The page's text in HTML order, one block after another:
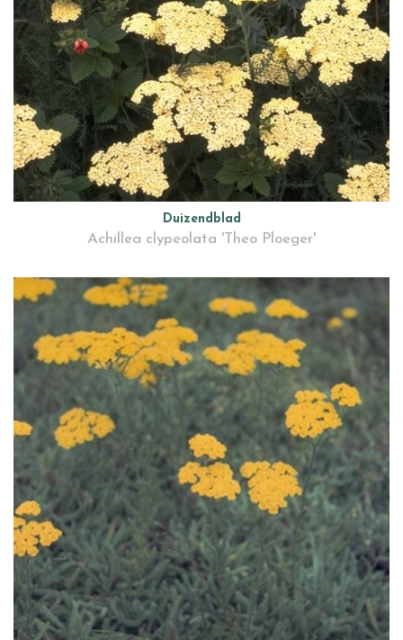
Duizendblad
Achillea clypeolata 'Theo Ploeger'